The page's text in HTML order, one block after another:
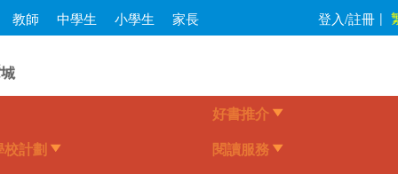
Skip
content
教師 中學生 小學生 家長 登入/註冊 |
好書推介
計劃 閱讀服務